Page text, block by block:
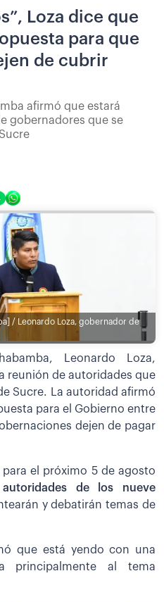
Loza dice que
para que
de cubrir
afirmó que estará
gobernadores que se
/ Leonardo Loza, gobernador de
Leonardo Loza,
reunión de autoridades que
Sucre. La autoridad afirmó
para el Gobierno entre
dejen de pagar
el próximo 5 de agosto
autoridades de los nueve
y debatirán temas de
que está yendo con una
principalmente al tema